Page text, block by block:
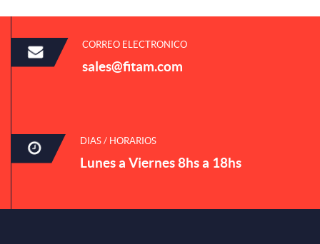
CORREO ELECTRONICO
sales@fitam.com
DIAS / HORARIOS
Lunes a Viernes 8hs a 18hs